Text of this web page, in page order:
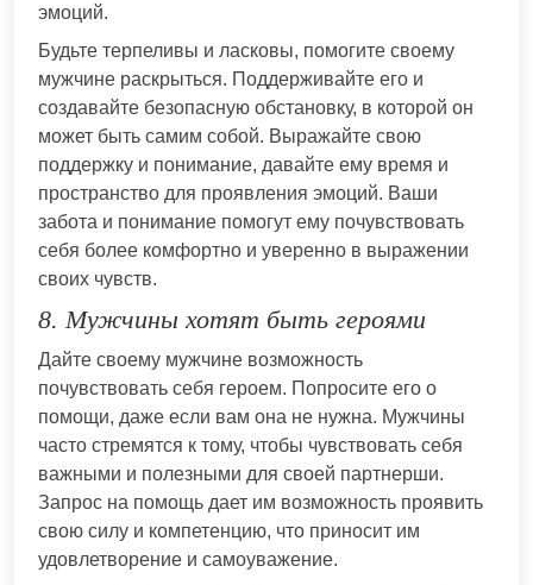
эмоций.
Будьте терпеливы и ласковы, помогите своему
мужчине раскрыться. Поддерживайте его и
создавайте безопасную обстановку, в которой он
может быть самим собой. Выражайте свою
поддержку и понимание, давайте ему время и
пространство для проявления эмоций. Ваши
забота и понимание помогут ему почувствовать
себя более комфортно и уверенно в выражении
своих чувств.
8. Мужчины хотят быть героями
Дайте своему мужчине возможность
почувствовать себя героем. Попросите его о
помощи, даже если вам она не нужна. Мужчины
часто стремятся к тому, чтобы чувствовать себя
важными и полезными для своей партнерши.
Запрос на помощь дает им возможность проявить
свою силу и компетенцию, что приносит им
удовлетворение и самоуважение.